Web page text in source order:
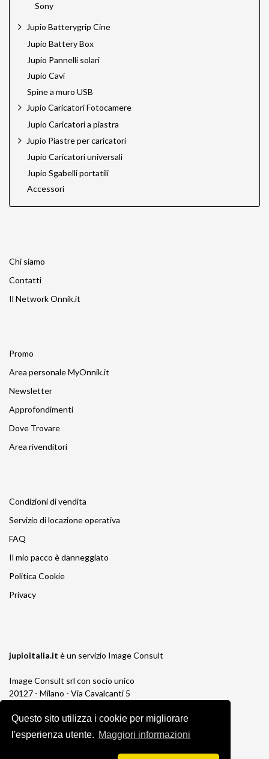
Questo sito utilizza i cookie per migliorare
l'esperienza utente. Maggiori informazioni
Sony
Jupio Batterygrip Cine
Jupio Battery Box
Jupio Pannelli solari
Jupio Cavi
Spine a muro USB
Jupio Caricatori Fotocamere
Jupio Caricatori a piastra
Jupio Piastre per caricatori
Jupio Caricatori universali
Jupio Sgabelli portatili
Accessori
Chi siamo
Contatti
Il Network Onnik.it
Promo
Area personale MyOnnik.it
Newsletter
Approfondimenti
Dove Trovare
Area rivenditori
Condizioni di vendita
Servizio di locazione operativa
FAQ
Il mio pacco è danneggiato
Politica Cookie
Privacy
jupioitalia.it è un servizio Image Consult
Image Consult srl con socio unico
20127 - Milano - Via Cavalcanti 5
P.IVA e C.F. 03383650961
REA 1673647 CCIAA Milano Monza Brianza
Registro Pile IT13030P00003110